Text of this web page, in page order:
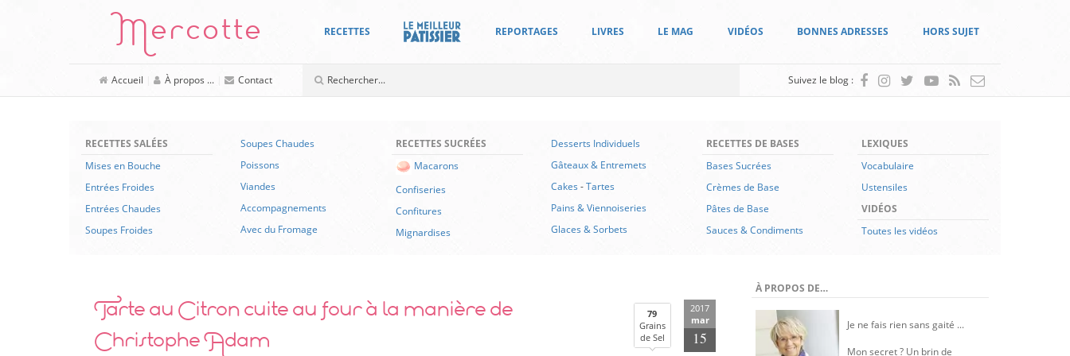
Mercotte RECETTES REPORTAGES LIVRES LE MAG VIDÉOS BONNES ADRESSES HORS SUJET
Accueil | À propos ... | Contact Suivez le blog :
RECETTES SALÉES
Mises en Bouche
Entrées Froides
Entrées Chaudes
Soupes Froides
Soupes Chaudes
Poissons
Viandes
Accompagnements
Avec du Fromage
RECETTES SUCRÉES
Macarons
Confiseries
Confitures
Mignardises
Desserts Individuels
Gâteaux & Entremets
Cakes -Tartes
Pains & Viennoiseries
Glaces & Sorbets
RECETTES DE BASES
Bases Sucrées
Crèmes de Base
Pâtes de Base
Sauces & Condiments
LEXIQUES
Vocabulaire
Ustensiles
VIDÉOS
Toutes les vidéos
Tarte au Citron cuite au four à la manière de
Christophe Adam
79
Grains
de Sel
2017
mar
15
À PROPOS DE…
Je ne fais rien sans gaité ...
Mon secret ? Un brin de